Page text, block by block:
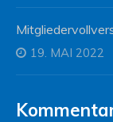
19. MAI 2022